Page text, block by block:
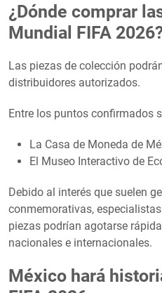
¿Dónde comprar
Mundial FIFA
Las piezas de colección
distribuidores autorizados.
Entre los puntos confirmados
La Casa de Moneda de
El Museo Interactivo de
Debido al interés que suelen
conmemorativas,
piezas podrían agotarse
nacionales e internacionales.
México hará